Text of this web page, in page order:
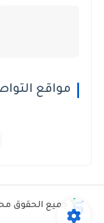
مواقع
جميع الحقوق